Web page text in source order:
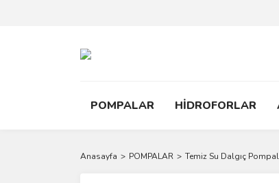
POMPALAR HİDROFORLAR
Anasayfa POMPALAR Temiz Su Dalgıç